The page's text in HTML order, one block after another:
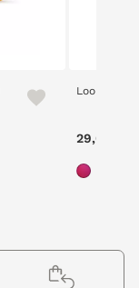
Loom 2421
29,00 €